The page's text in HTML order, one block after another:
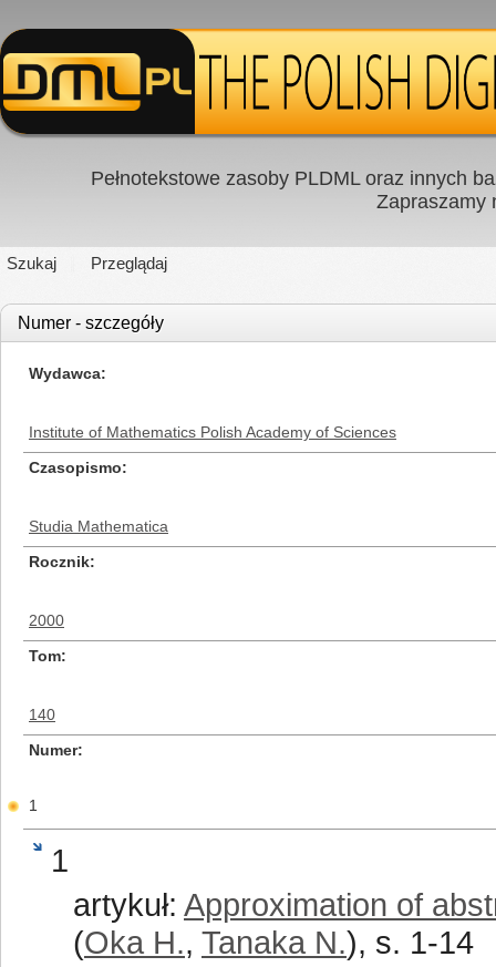
Pełnotekstowe zasoby PLDML oraz innych
Zapraszamy
Szukaj Przeglądaj
Numer - szczegóły
Wydawca
Institute of Mathematics Polish Academy of Sciences
Czasopismo
Studia Mathematica
Rocznik
2000
Tom
140
Numer
1
1
artykuł: Approximation of
(Oka H., Tanaka N.), s. 1-14